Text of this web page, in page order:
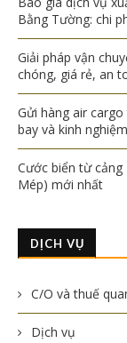
Bằng Tường: chi
Giải pháp vận
chóng, giá rẻ, an
Gửi hàng air
bay và kinh
Cước biển từ cảng
Mép) mới nhất
DỊCH VỤ
C/O và thuế
Dịch vụ